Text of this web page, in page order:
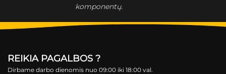
komponentų.
REIKIA PAGALBOS ?
Dirbame darbo dienomis nuo 09:00 iki 18:00 val.